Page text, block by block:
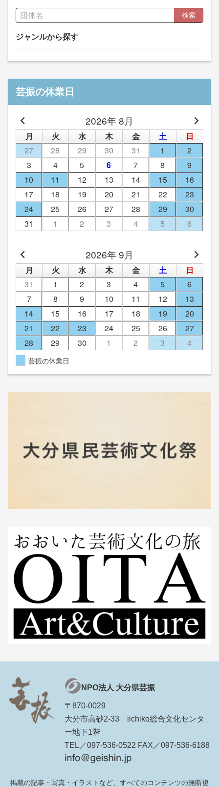
検索
ジャンルから探す
芸振の休業日
2026年 8月
月 火 水 木 金 土
日
27
28 29 30 31 1
2
3
4 5 6 7 8
9
10
11 12 13 14 15
16
17
18 19 20 21 22
23
24
25 26 27 28 29
30
31
1 2 3 4 5 6
2026年 9月
月 火 水 木 金 土
日
31
1 2 3 4 5
6
7
8 9 10 11 12
13
14
15 16 17 18 19
20
21
22 23 24 25 26
27
28
29 30 1 2 3 4
芸振の休業日
NPO法人 大分県芸振
〒870-0029
大分市高砂2-33 iichiko総合文化センタ
ー地下1階
TEL／097-536-0522 FAX／097-536-6188
掲載の記事・写真・イラストなど、すべてのコンテンツの無断複